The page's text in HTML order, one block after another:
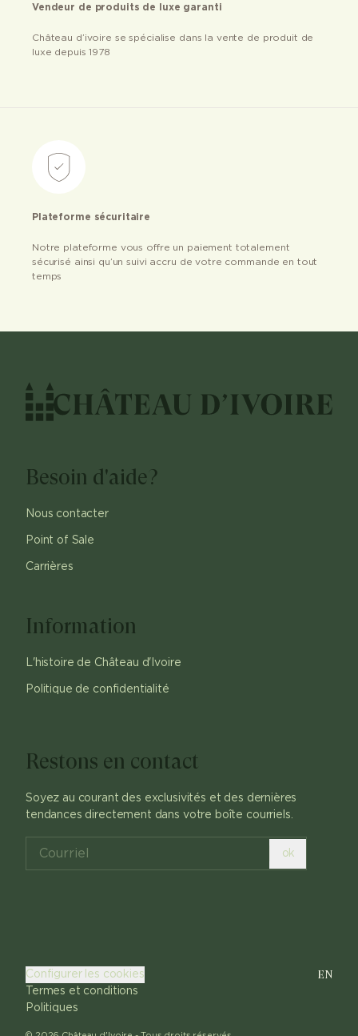
Vendeur de produits de luxe garanti
Château d’ivoire se spécialise dans la vente de produit de
luxe depuis 1978
Plateforme sécuritaire
Notre plateforme vous offre un paiement totalement
sécurisé ainsi qu’un suivi accru de votre commande en tout
temps
Besoin d'aide?
Nous contacter
Point of Sale
Carrières
Information
L'histoire de Château d'Ivoire
Politique de confidentialité
Restons en contact
Soyez au courant des exclusivités et des dernières
tendances directement dans votre boîte courriels.
ok
Configurer les cookies
Termes et conditions
Politiques
EN